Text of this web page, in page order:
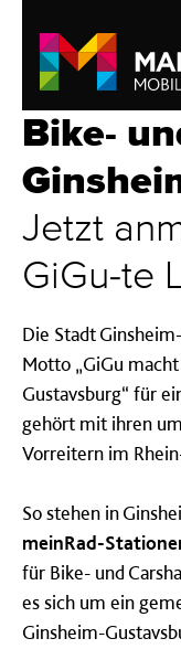
Bike-
Jetzt
GiGu-te
Die Stadt
Motto „GiGu
Gustavsburg“ für
gehört mit ihren
Vorreitern im
So stehen in
meinRad-
für Bike- und
es sich um ein
Ginsheim-